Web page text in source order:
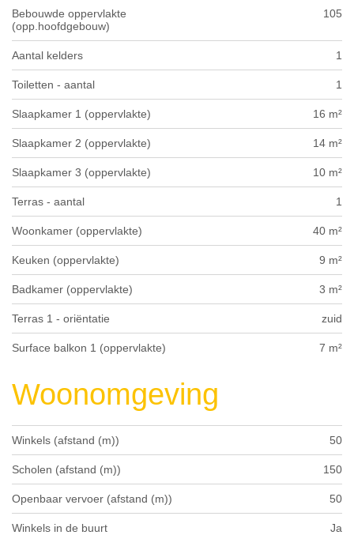
Bebouwde oppervlakte
(opp.hoofdgebouw)
105
Aantal kelders 1
Toiletten - aantal 1
Slaapkamer 1 (oppervlakte) 16 m²
Slaapkamer 2 (oppervlakte) 14 m²
Slaapkamer 3 (oppervlakte) 10 m²
Terras - aantal 1
Woonkamer (oppervlakte) 40 m²
Keuken (oppervlakte) 9 m²
Badkamer (oppervlakte) 3 m²
Terras 1 - oriëntatie zuid
Surface balkon 1 (oppervlakte) 7 m²
Woonomgeving
Winkels (afstand (m)) 50
Scholen (afstand (m)) 150
Openbaar vervoer (afstand (m)) 50
Winkels in de buurt Ja